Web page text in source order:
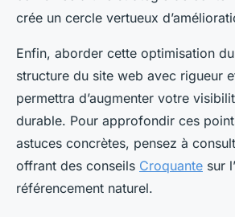
crée un cercle vertueux
Enfin, aborder cette optimisation
structure du site web avec rigueur
permettra d’augmenter votre
durable. Pour approfondir ces
astuces concrètes, pensez à
offrant des conseils Croquante sur
référencement naturel.